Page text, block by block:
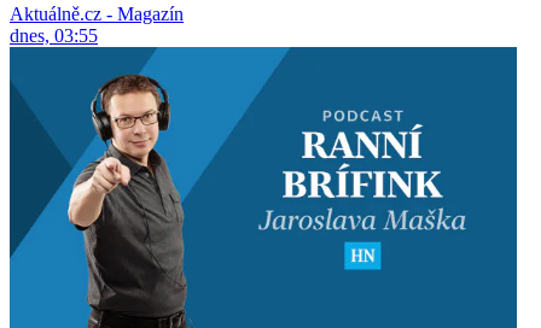
Aktuálně.cz - Magazín
dnes, 03:55